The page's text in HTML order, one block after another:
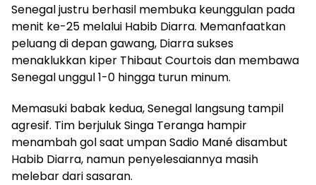
Senegal justru berhasil membuka keunggulan pada
menit ke-25 melalui Habib Diarra. Memanfaatkan
peluang di depan gawang, Diarra sukses
menaklukkan kiper Thibaut Courtois dan membawa
Senegal unggul 1-0 hingga turun minum.
Memasuki babak kedua, Senegal langsung tampil
agresif. Tim berjuluk Singa Teranga hampir
menambah gol saat umpan Sadio Mané disambut
Habib Diarra, namun penyelesaiannya masih
melebar dari sasaran.